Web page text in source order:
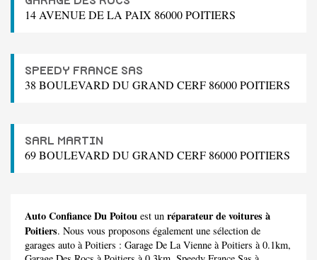
14 AVENUE DE LA PAIX 86000 POITIERS
SPEEDY FRANCE SAS
38 BOULEVARD DU GRAND CERF 86000 POITIERS
SARL MARTIN
69 BOULEVARD DU GRAND CERF 86000 POITIERS
Auto Confiance Du Poitou est un réparateur de voitures à
Poitiers. Nous vous proposons également une sélection de
garages auto à Poitiers : Garage De La Vienne à Poitiers à 0.1km,